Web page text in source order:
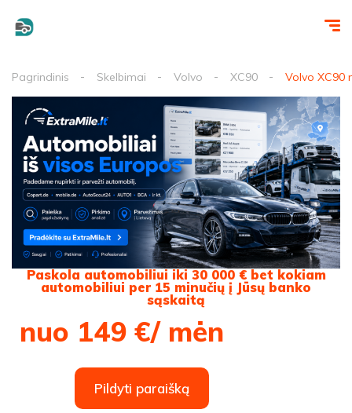
Pagrindinis Skelbimai Volvo XC90 Volvo XC90
Paskola automobiliui iki 30 000 € bet kokiam
automobiliui per 15 minučių į Jūsų banko
sąskaitą
nuo 149 €/ mėn
Pildyti paraišką